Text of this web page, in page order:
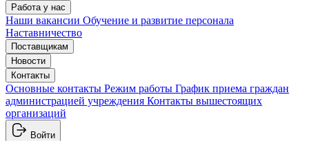
Работа у нас
Наши вакансии Обучение и развитие персонала
Наставничество
Поставщикам
Новости
Контакты
Основные контакты Режим работы График приема граждан
администрацией учреждения Контакты вышестоящих
организаций
Войти